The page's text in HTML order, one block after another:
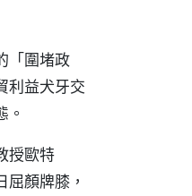
「圍堵政
利益犬牙交
。
授歐特
顏牌膝，